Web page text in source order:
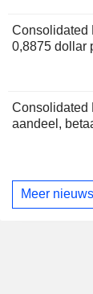
Consolidated
0,8875 dollar
Consolidated
aandeel,
Meer nieuws